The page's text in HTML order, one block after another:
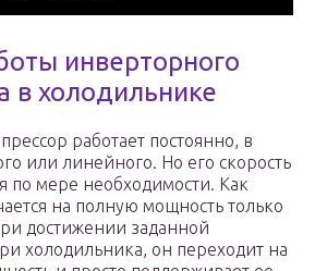
инверторного
в холодильнике
работает постоянно, в
или линейного. Но его скорость
по мере необходимости. Как
на полную мощность только
достижении заданной
холодильника, он переходит на